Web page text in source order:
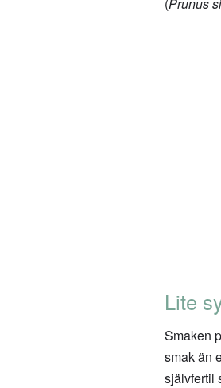
(Prunus
Lite
Smaken
smak än
självfertil